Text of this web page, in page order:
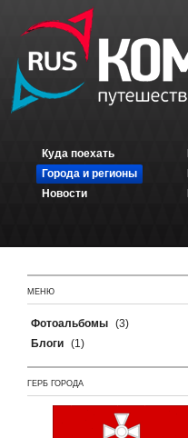
Куда поехать
Города и регионы
Новости
МЕНЮ
Фотоальбомы (3)
Блоги (1)
ГЕРБ ГОРОДА